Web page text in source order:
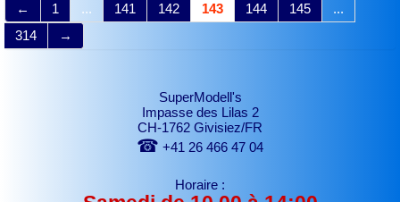
← 1 ... 141 142 143 144 145
...
314
→
SuperModell's
Impasse des Lilas 2
CH-1762 Givisiez/FR
☎ +41 26 466 47 04
Horaire :